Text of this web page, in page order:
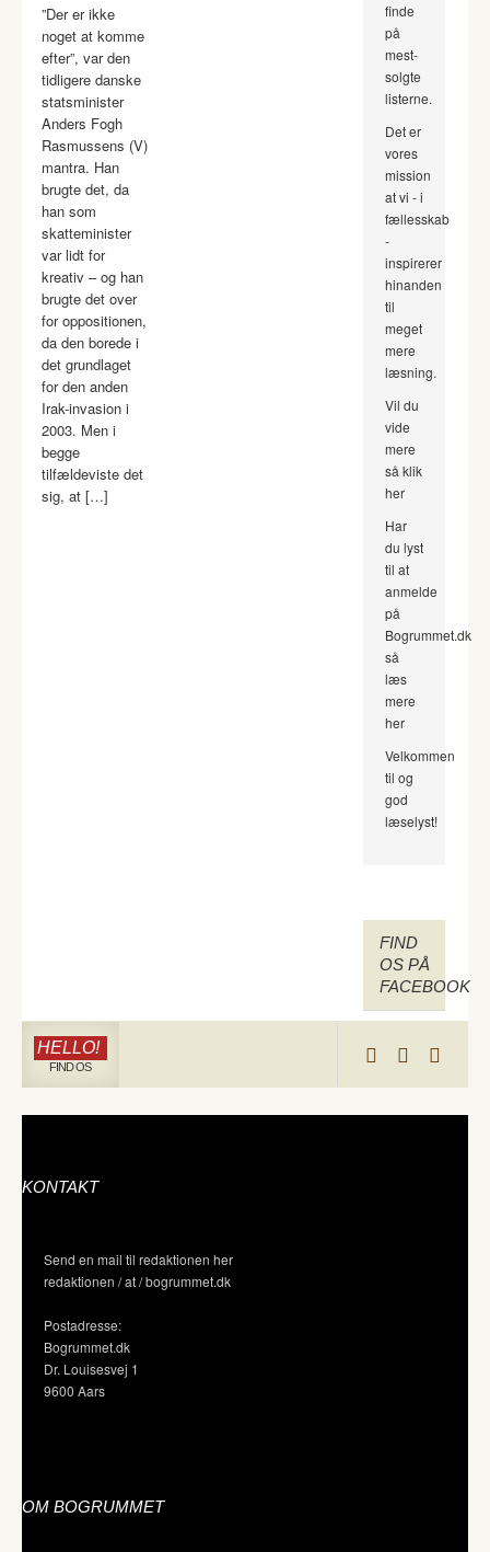
”Der er ikke
noget at komme
efter”, var den
tidligere danske
statsminister
Anders Fogh
Rasmussens (V)
mantra. Han
brugte det, da
han som
skatteminister
var lidt for
kreativ – og han
brugte det over
for oppositionen,
da den borede i
det grundlaget
for den anden
Irak-invasion i
2003. Men i
begge
tilfældeviste det
sig, at […]
finde
på
mest-
solgte
listerne.
Det er
vores
mission
at vi - i
fællesskab
-
inspirerer
hinanden
til
meget
mere
læsning.
Vil du
vide
mere
så klik
her
Har
du lyst
til at
anmelde
på
Bogrummet.dk
så
læs
mere
her
Velkommen
til og
god
læselyst!
FIND
OS PÅ
FACEBOOK
HELLO!
FIND OS
KONTAKT
Send en mail til redaktionen her
redaktionen / at / bogrummet.dk
Postadresse:
Bogrummet.dk
Dr. Louisesvej 1
9600 Aars
OM BOGRUMMET